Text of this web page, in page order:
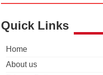
Quick Links
Home
About us